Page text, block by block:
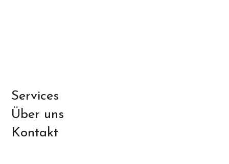
Services
Über uns
Kontakt